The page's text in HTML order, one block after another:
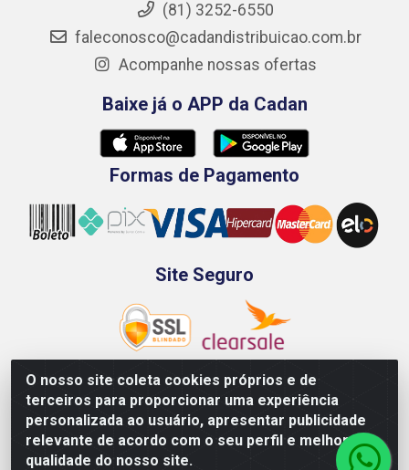
O nosso site coleta cookies próprios e de
terceiros para proporcionar uma experiência
personalizada ao usuário, apresentar publicidade
relevante de acordo com o seu perfil e melhorar a
qualidade do nosso site.
(81) 3252-6550
faleconosco@cadandistribuicao.com.br
Acompanhe nossas ofertas
Baixe já o APP da Cadan
Formas de Pagamento
Site Seguro
Rod. BR-101 Sul, Km 73, 4505, Galpão A, Ibura -
Recife/PE - CEP 51240-340 - CNPJ 70.089.974/0001-79